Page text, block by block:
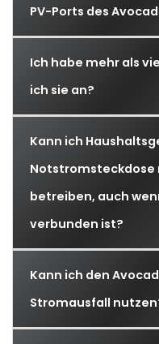
PV-Ports des
Ich habe mehr als
ich sie an?
Kann ich
Notstromsteckdose
betreiben, auch
verbunden ist?
Kann ich den
Stromausfall